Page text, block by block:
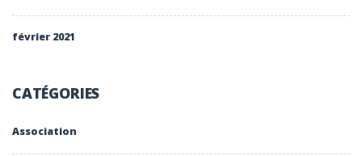
février 2021
CATÉGORIES
Association